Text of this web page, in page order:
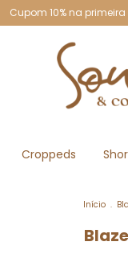
Cupom 10% na primeira
Croppeds
Início .